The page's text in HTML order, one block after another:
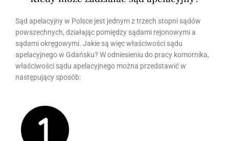
Sąd apelacyjny w Polsce jest jednym z trzech stopni sądów
powszechnych, działając pomiędzy sądami rejonowymi a
sądami okręgowymi. Jakie są więc właściwości sądu
apelacyjnego w Gdańsku? W odniesieniu do pracy komornika,
właściwości sądu apelacyjnego można przedstawić w
następujący sposób: